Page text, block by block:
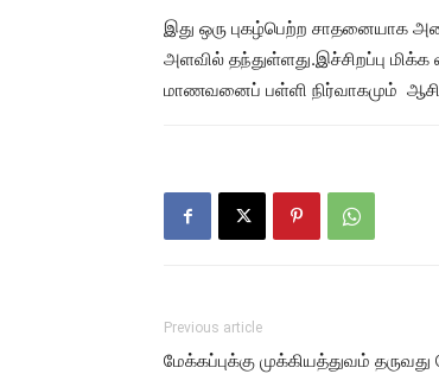
இது ஒரு புகழ்பெற்ற சாதனையாக
அளவில் தந்துள்ளது.இச்சிறப்பு மிக்க
மாணவனைப் பள்ளி நிர்வாகமும்
Previous article
மேக்கப்புக்கு முக்கியத்துவம்